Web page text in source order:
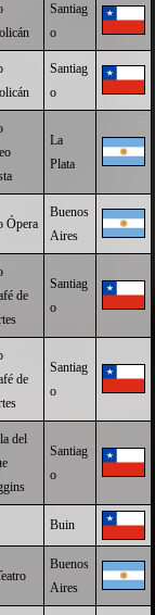
Santiag
o
Santiag
o
La
Plata
Ópera
Buenos
Aires
de
Santiag
o
de
Santiag
o
del
Santiag
o
Buin
Buenos
Aires